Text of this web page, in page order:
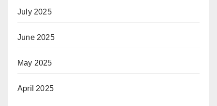
July 2025
June 2025
May 2025
April 2025